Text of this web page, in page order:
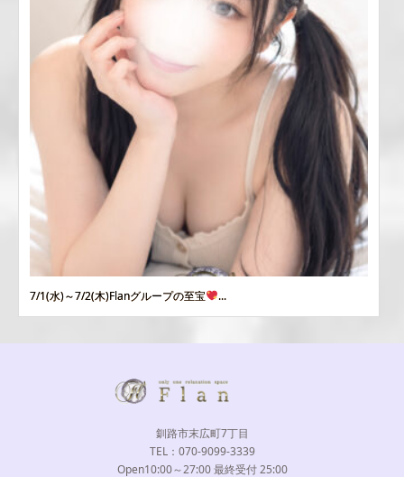
7/1(水)～7/2(木)Flanグループの至宝 ...
釧路市末広町7丁目
TEL：070-9099-3339
Open10:00～27:00 最終受付 25:00